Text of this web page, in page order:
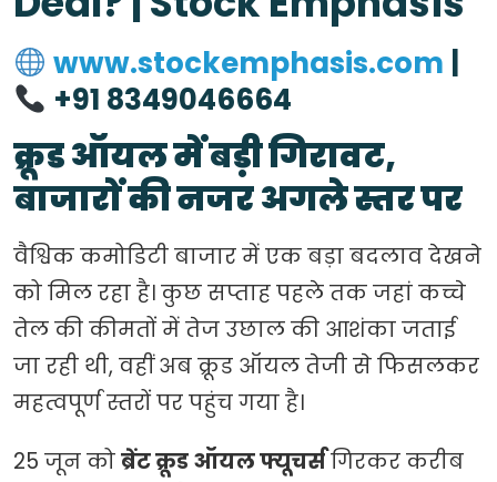
www.stockemphasis.com
+91 8349046664
क्रूड ऑयल में बड़ी गिरावट,
बाजारों की नजर अगले स्तर पर
वैश्विक कमोडिटी बाजार में एक बड़ा बदलाव देखने
को मिल रहा है। कुछ सप्ताह पहले तक जहां कच्चे
तेल की कीमतों में तेज उछाल की आशंका जताई
जा रही थी, वहीं अब क्रूड ऑयल तेजी से फिसलकर
महत्वपूर्ण स्तरों पर पहुंच गया है।
25 जून कोब्रेंट क्रूड ऑयल फ्यूचर्सगिरकर करीब